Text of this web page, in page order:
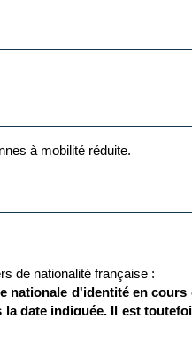
de perturbations à l’aller ou
à mobilité réduite.
de nationalité française :
nationale d'identité en cours
la date indiquée. Il est
légitimité avec la carte